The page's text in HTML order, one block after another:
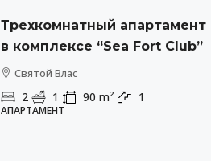
Трехкомнатный апартамент
в комплексе “Sea Fort Club”
Святой Влас
2 1 90 m² 1
АПАРТАМЕНТ